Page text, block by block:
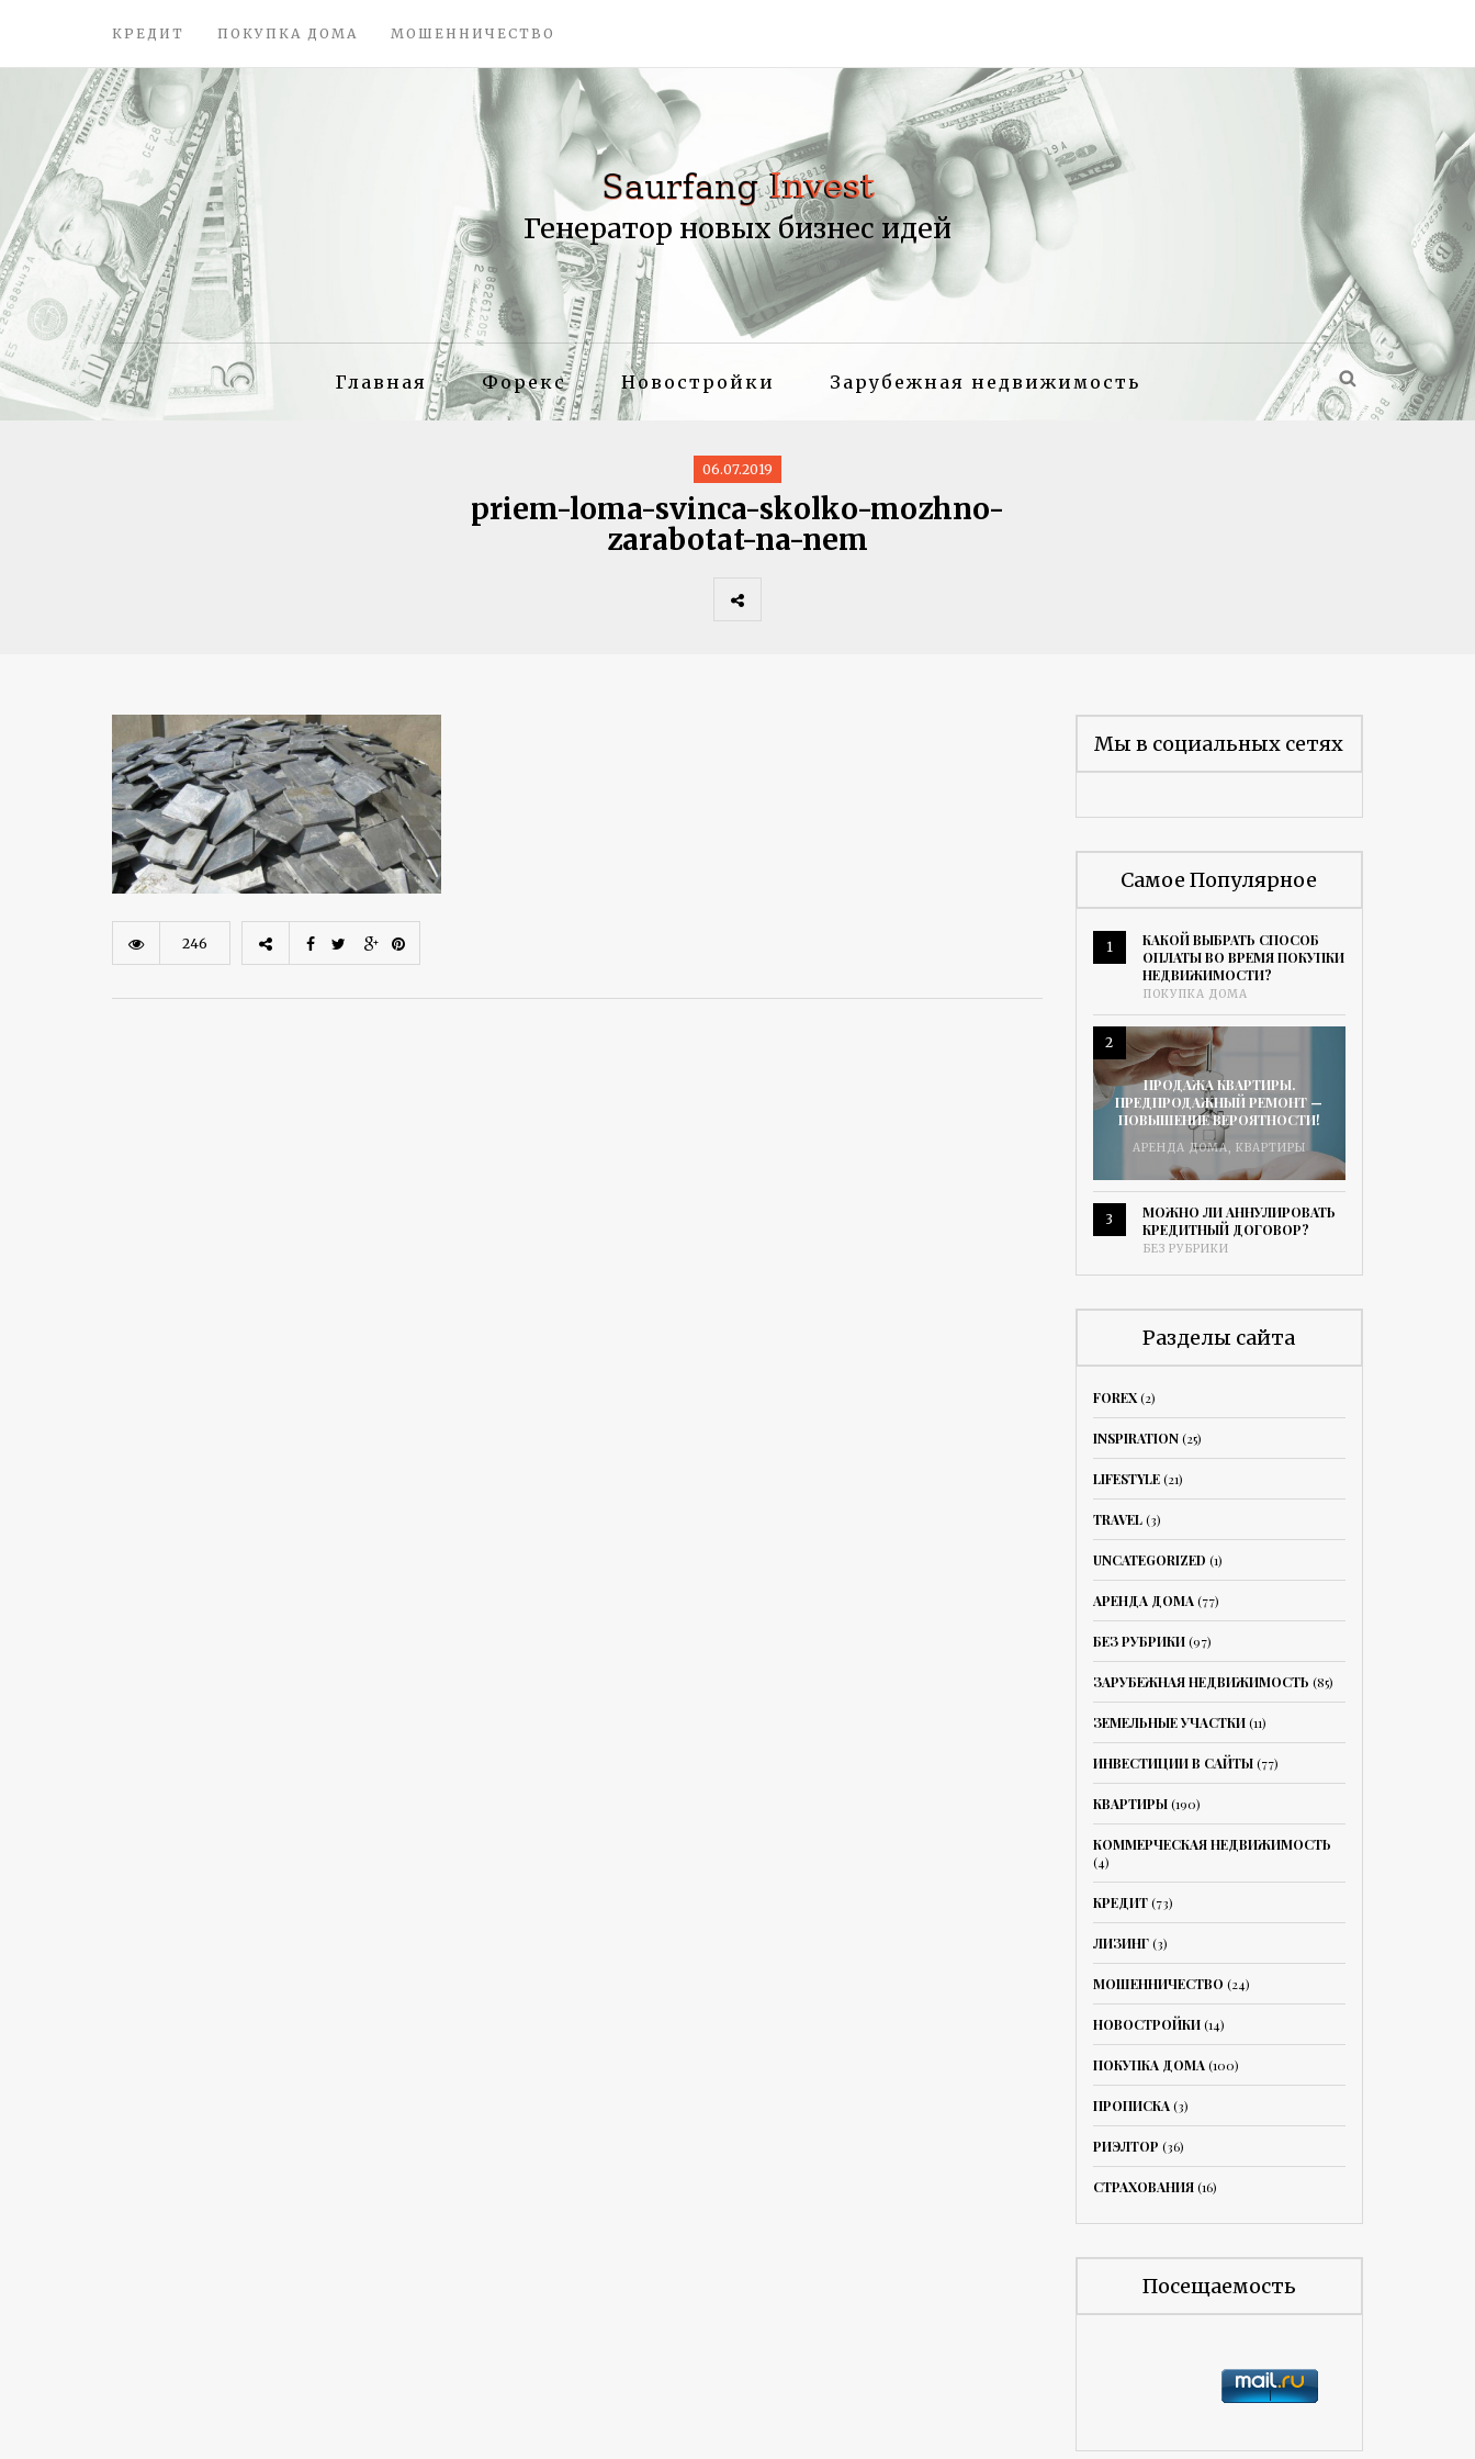
КРЕДИТ ПОКУПКА ДОМА МОШЕННИЧЕСТВО
Генератор новых бизнес идей
Главная Форекс Новостройки Зарубежная недвижимость
06.07.2019
priem-loma-svinca-skolko-mozhno-
zarabotat-na-nem
246
Мы в социальных сетях
Самое Популярное
1
КАКОЙ ВЫБРАТЬ СПОСОБ
ОПЛАТЫ ВО ВРЕМЯ ПОКУПКИ
НЕДВИЖИМОСТИ?
ПОКУПКА ДОМА
2
ПРОДАЖА КВАРТИРЫ.
ПРЕДПРОДАЖНЫЙ РЕМОНТ —
ПОВЫШЕНИЕ ВЕРОЯТНОСТИ!
АРЕНДА ДОМА, КВАРТИРЫ
3
МОЖНО ЛИ АННУЛИРОВАТЬ
КРЕДИТНЫЙ ДОГОВОР?
БЕЗ РУБРИКИ
Разделы сайта
FOREX(2)
INSPIRATION(25)
LIFESTYLE(21)
TRAVEL(3)
UNCATEGORIZED (1)
АРЕНДА ДОМА(77)
БЕЗ РУБРИКИ(97)
ЗАРУБЕЖНАЯ НЕДВИЖИМОСТЬ (85)
ЗЕМЕЛЬНЫЕ УЧАСТКИ(11)
ИНВЕСТИЦИИ В САЙТЫ(77)
КВАРТИРЫ(190)
КОММЕРЧЕСКАЯ НЕДВИЖИМОСТЬ
(4)
КРЕДИТ(73)
ЛИЗИНГ(3)
МОШЕННИЧЕСТВО (24)
НОВОСТРОЙКИ(14)
ПОКУПКА ДОМА(100)
ПРОПИСКА(3)
РИЭЛТОР (36)
СТРАХОВАНИЯ(16)
Посещаемость